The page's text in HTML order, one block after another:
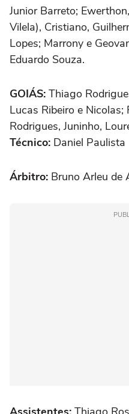
Junior Barreto;
Vilela), Cristiano,
Lopes; Marrony e
Eduardo Souza.
GOIÁS: Thiago
Lucas Ribeiro e Nicolas;
Rodrigues, Juninho,
Técnico: Daniel Paulista
Árbitro: Bruno Arleu de